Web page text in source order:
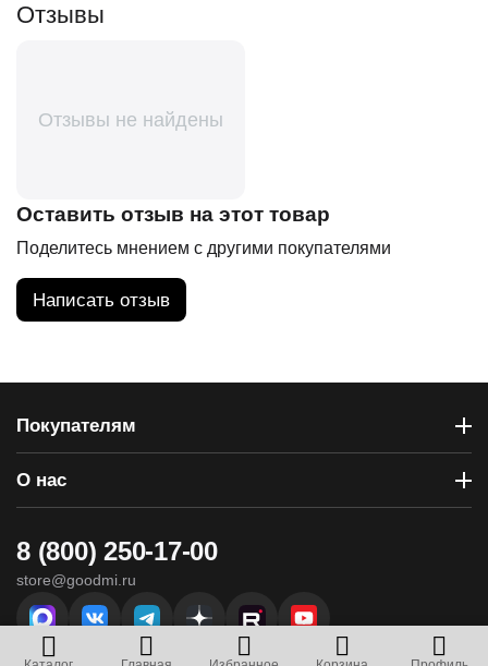
Отзывы
Отзывы не найдены
Оставить отзыв на этот товар
Поделитесь мнением с другими покупателями
Написать отзыв
Покупателям
О нас
8 (800) 250-17-00
store@goodmi.ru
г. Севастополь, ул. Вакуленчука, 29 - ТЦ «Муссон»